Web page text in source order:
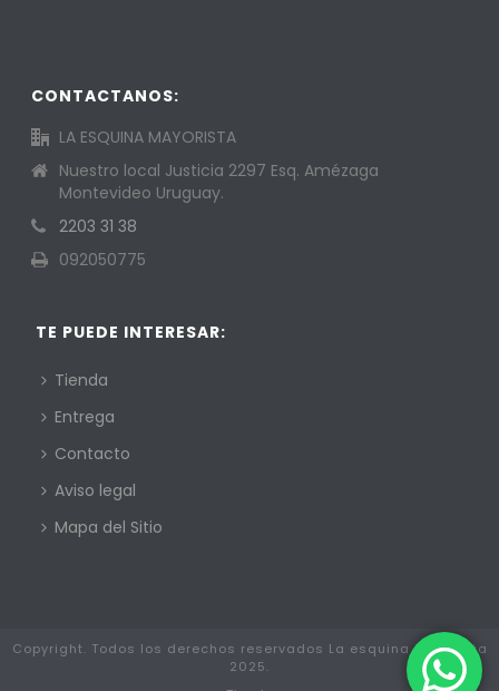
CONTACTANOS:
LA ESQUINA MAYORISTA
Nuestro local Justicia 2297 Esq. Amézaga
Montevideo Uruguay.
2203 31 38
092050775
TE PUEDE INTERESAR:
Tienda
Entrega
Contacto
Aviso legal
Mapa del Sitio
Copyright. Todos los derechos reservados La esquina Mayorista
2025.